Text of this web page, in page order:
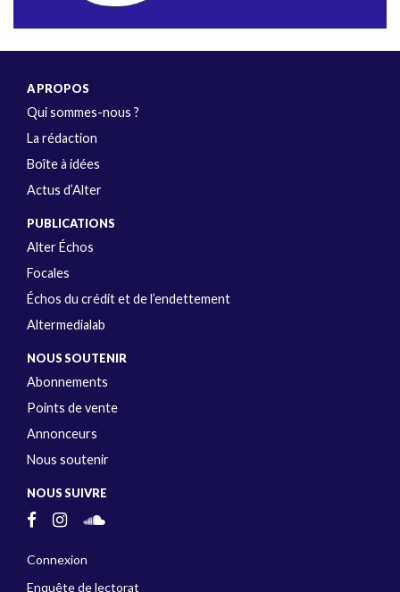
A PROPOS
Qui sommes-nous ?
La rédaction
Boîte à idées
Actus d’Alter
PUBLICATIONS
Alter Échos
Focales
Échos du crédit et de l’endettement
Altermedialab
NOUS SOUTENIR
Abonnements
Points de vente
Annonceurs
Nous soutenir
NOUS SUIVRE
Connexion
Enquête de lectorat